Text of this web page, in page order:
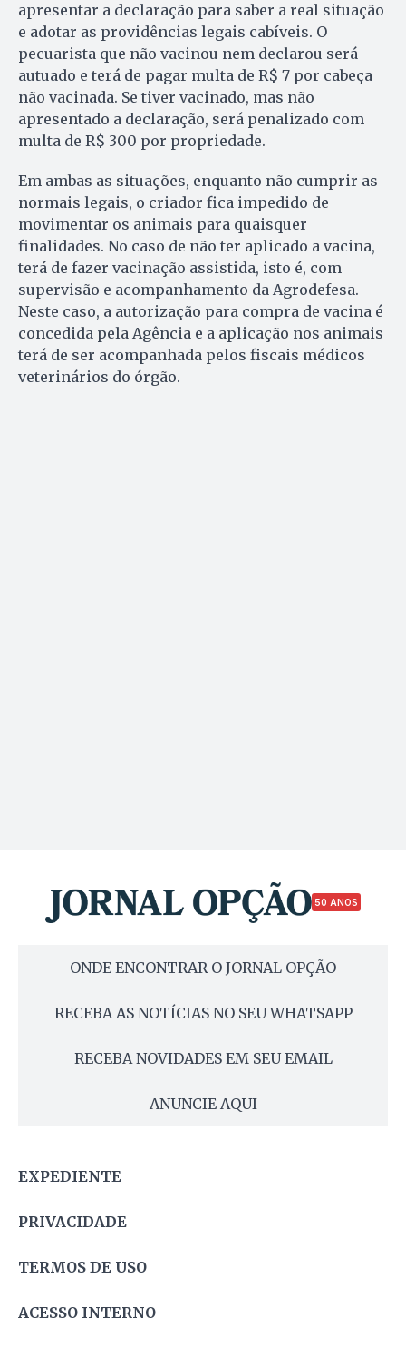
apresentar a declaração para saber a real situação
e adotar as providências legais cabíveis. O
pecuarista que não vacinou nem declarou será
autuado e terá de pagar multa de R$ 7 por cabeça
não vacinada. Se tiver vacinado, mas não
apresentado a declaração, será penalizado com
multa de R$ 300 por propriedade.
Em ambas as situações, enquanto não cumprir as
normais legais, o criador fica impedido de
movimentar os animais para quaisquer
finalidades. No caso de não ter aplicado a vacina,
terá de fazer vacinação assistida, isto é, com
supervisão e acompanhamento da Agrodefesa.
Neste caso, a autorização para compra de vacina é
concedida pela Agência e a aplicação nos animais
terá de ser acompanhada pelos fiscais médicos
veterinários do órgão.
50 ANOS
ONDE ENCONTRAR O JORNAL OPÇÃO
RECEBA AS NOTÍCIAS NO SEU WHATSAPP
RECEBA NOVIDADES EM SEU EMAIL
ANUNCIE AQUI
EXPEDIENTE
PRIVACIDADE
TERMOS DE USO
ACESSO INTERNO